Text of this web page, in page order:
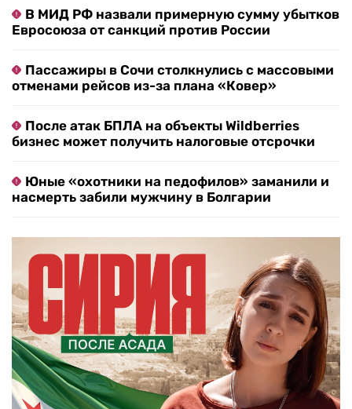
В МИД РФ назвали примерную сумму убытков
Евросоюза от санкций против России
Пассажиры в Сочи столкнулись с массовыми
отменами рейсов из-за плана «Ковер»
После атак БПЛА на объекты Wildberries
бизнес может получить налоговые отсрочки
Юные «охотники на педофилов» заманили и
насмерть забили мужчину в Болгарии